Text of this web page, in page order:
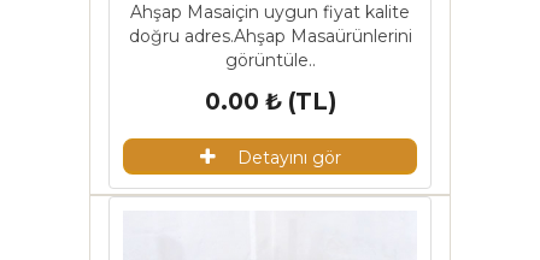
Ahşap Masaiçin uygun fiyat kalite
doğru adres.Ahşap Masaürünlerini
görüntüle..
0.00 ₺ (TL)
Detayını gör